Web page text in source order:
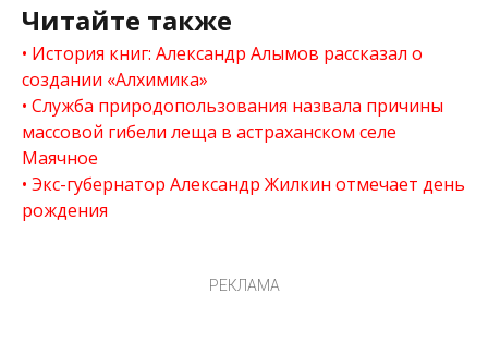
Читайте также
История книг: Александр Алымов рассказал о
создании «Алхимика»
Служба природопользования назвала причины
массовой гибели леща в астраханском селе
Маячное
Экс-губернатор Александр Жилкин отмечает день
рождения
РЕКЛАМА